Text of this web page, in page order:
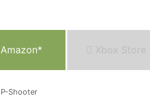
Amazon* Xbox Store
Shooter